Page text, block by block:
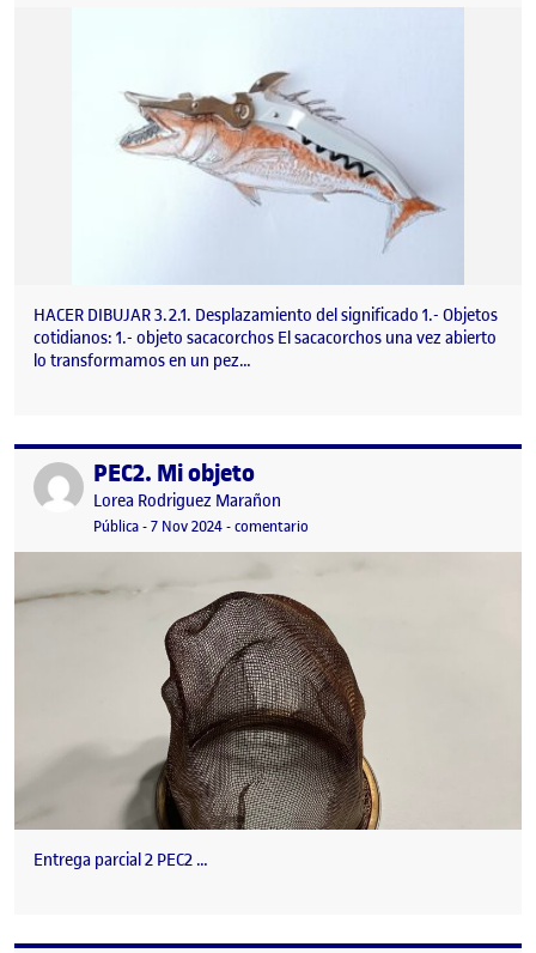
HACER DIBUJAR 3.2.1. Desplazamiento del significado 1.- Objetos
cotidianos: 1.- objeto sacacorchos El sacacorchos una vez abierto
lo transformamos en un pez…
Publicado porPEC2. Mi objeto
Publicado por
Lorea Rodriguez Marañon
Visibilidad:
Pública-Fecha de publicación
7 Nov 20247 noviembre, 2024 10:22 pm
-comentario
Entrega parcial 2 PEC2 …